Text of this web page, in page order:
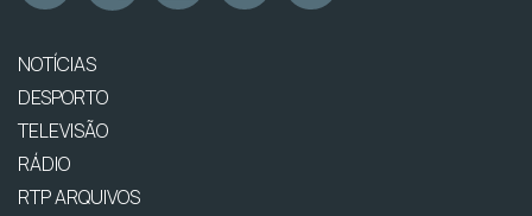
NOTÍCIAS
DESPORTO
TELEVISÃO
RÁDIO
RTP ARQUIVOS